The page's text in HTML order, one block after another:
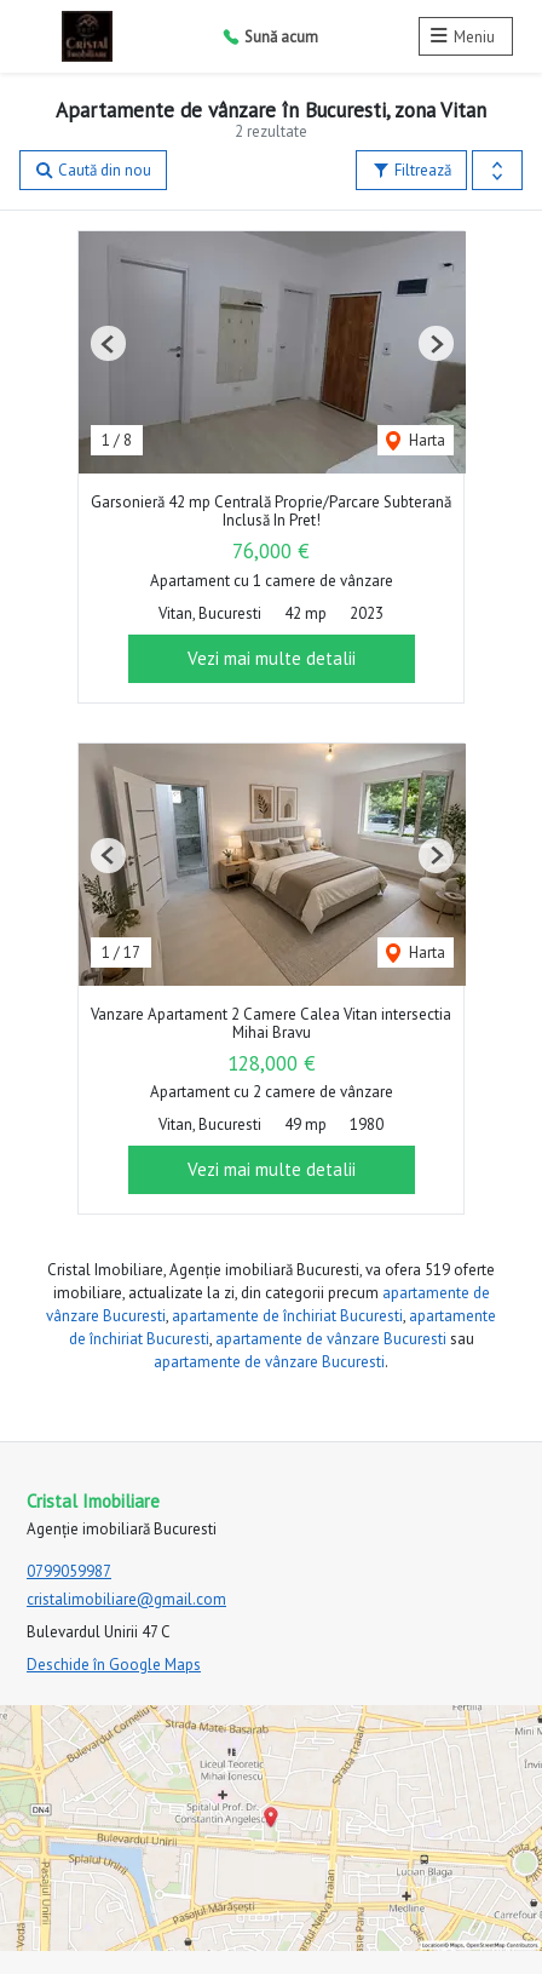
Sună acum Meniu
2 rezultate
Apartamente de vânzare în Bucuresti, zona Vitan
Filtrează
Caută din nou
1 / 8 Harta
Previous Next
Garsonieră 42 mp Centrală Proprie/Parcare Subterană
Inclusă In Pret!
76,000 €
Apartament cu 1 camere de vânzare
Vitan, Bucuresti
42 mp 2023
Vezi mai multe detalii
1 /17 Harta
Previous Next
Vanzare Apartament 2 Camere Calea Vitan intersectia
Mihai Bravu
128,000 €
Apartament cu 2 camere de vânzare
Vitan, Bucuresti
49 mp 1980
Vezi mai multe detalii
Cristal Imobiliare, Agenție imobiliară Bucuresti, va ofera 519 oferte
imobiliare, actualizate la zi, din categorii precum apartamente de
vânzare Bucuresti, apartamente de închiriat Bucuresti, apartamente
de închiriat Bucuresti, apartamente de vânzare Bucuresti sau
apartamente de vânzare Bucuresti.
Cristal Imobiliare
Agenție imobiliară Bucuresti
0799059987
cristalimobiliare@gmail.com
Bulevardul Unirii 47 C
Deschide în Google Maps